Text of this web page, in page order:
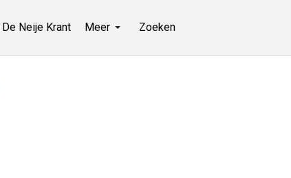
De Neije Krant Meer Zoeken